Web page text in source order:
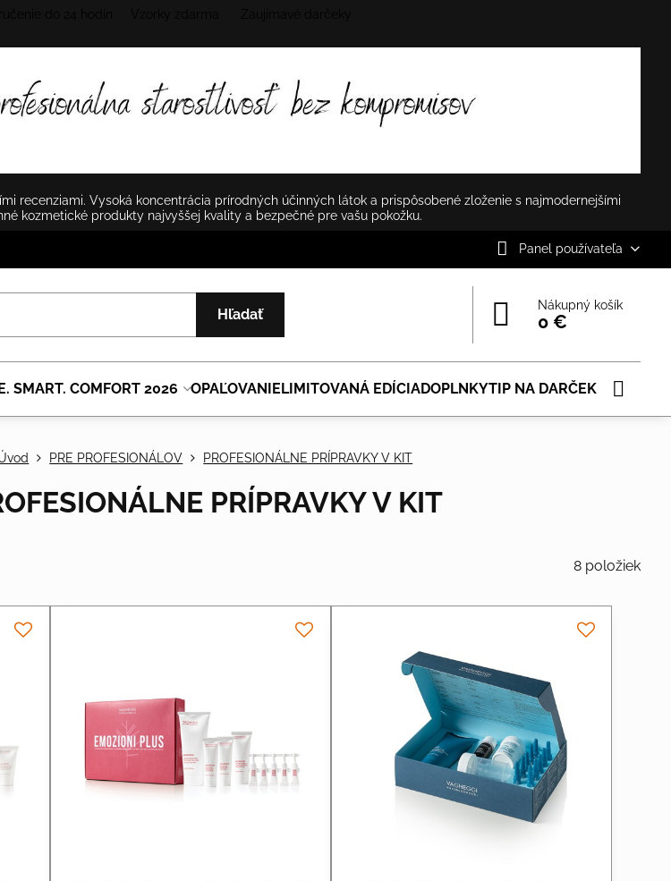
recenziami. Vysoká koncentrácia prírodných účinných látok a prispôsobené zloženie s najmodernejšími
kozmetické produkty najvyššej kvality a bezpečné pre vašu pokožku.
Panel používateľa
Hľadať
Nákupný košík
0 €
SMART. COMFORT 2026 OPAĽOVANIELIMITOVANÁ EDÍCIADOPLNKYTIP NA DARČEK
PRE PROFESIONÁLOV PROFESIONÁLNE PRÍPRAVKY V KIT
PRÍPRAVKY V KIT
8 položiek